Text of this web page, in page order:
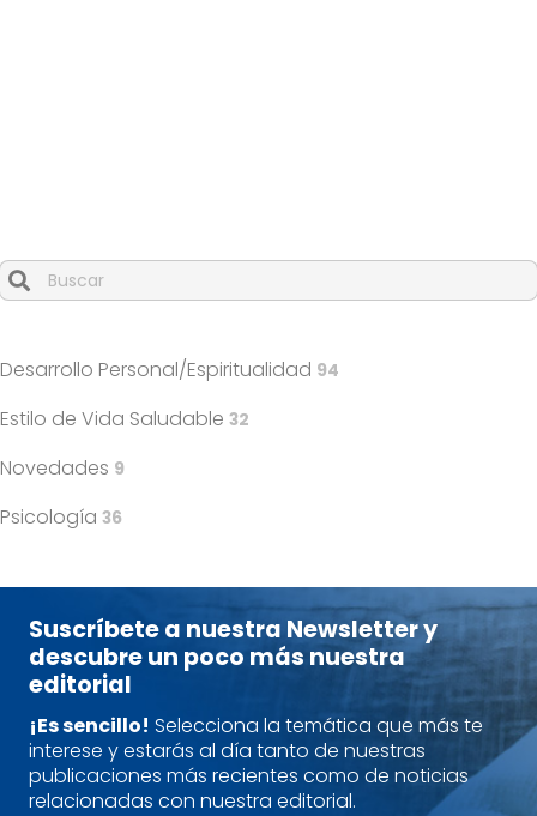
Desarrollo Personal/Espiritualidad 94
Estilo de Vida Saludable 32
Novedades 9
Psicología 36
Suscríbete a nuestra Newsletter y
descubre un poco más nuestra
editorial
¡Es sencillo! Selecciona la temática que más te
interese y estarás al día tanto de nuestras
publicaciones más recientes como de noticias
relacionadas con nuestra editorial.